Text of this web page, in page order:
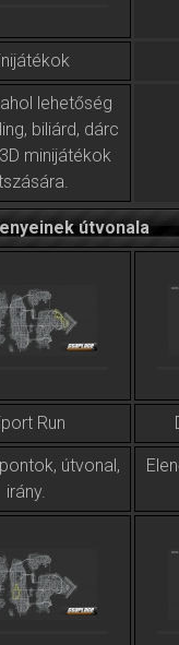
lehetőség
biliárd, dárc
minijátékok
útvonala
Run
útvonal,
irány.